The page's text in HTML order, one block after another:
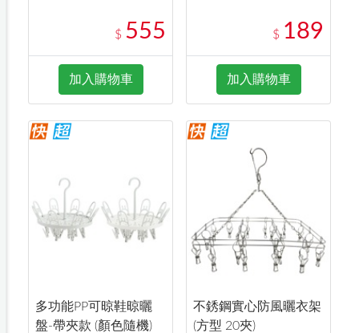
$ 555
加入購物車
$ 189
加入購物車
多功能PP可晾鞋晾曬
盤-帶夾款 (顏色隨機)
不銹鋼實心防風曬衣架
(方型 20夾)